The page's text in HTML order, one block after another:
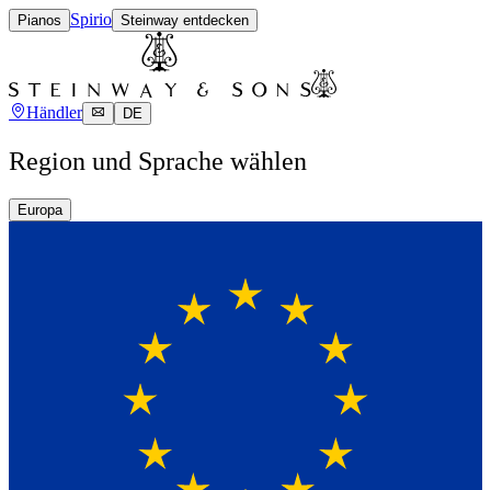
Pianos Spirio Steinway entdecken
Händler DE
Region und Sprache wählen
Europa